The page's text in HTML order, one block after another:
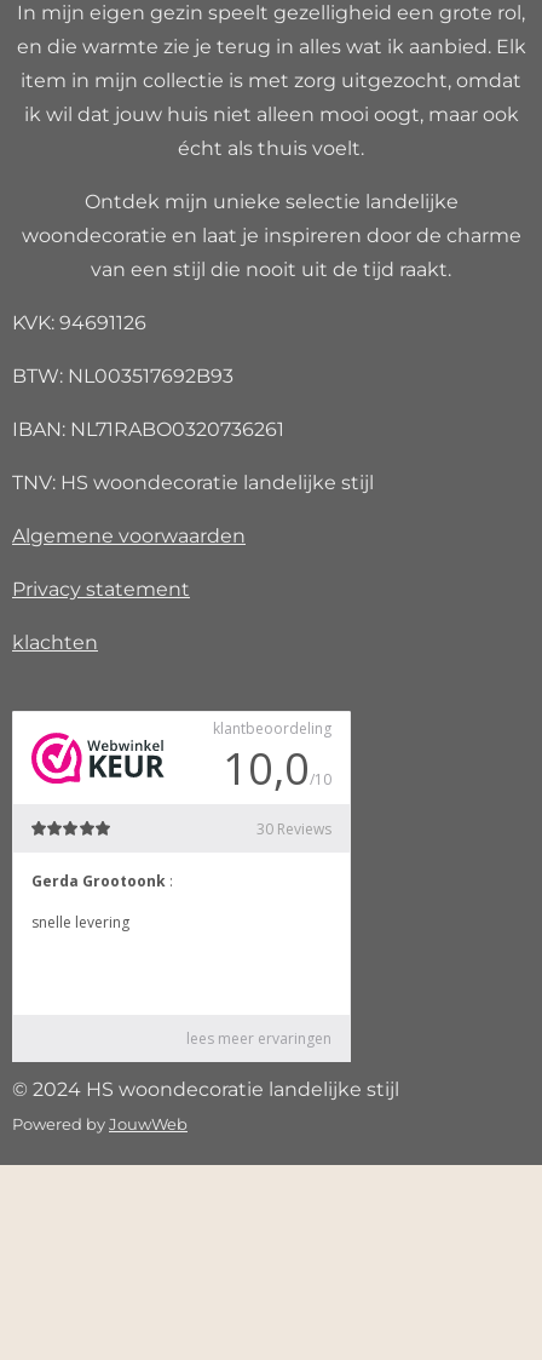
In mijn eigen gezin speelt gezelligheid een grote rol,
en die warmte zie je terug in alles wat ik aanbied. Elk
item in mijn collectie is met zorg uitgezocht, omdat
ik wil dat jouw huis niet alleen mooi oogt, maar ook
écht als thuis voelt.
Ontdek mijn unieke selectie landelijke
woondecoratie en laat je inspireren door de charme
van een stijl die nooit uit de tijd raakt.
KVK: 94691126
BTW: NL003517692B93
IBAN: NL71RABO0320736261
TNV: HS woondecoratie landelijke stijl
Algemene voorwaarden
Privacy statement
klachten
© 2024 HS woondecoratie landelijke stijl
Powered byJouwWeb